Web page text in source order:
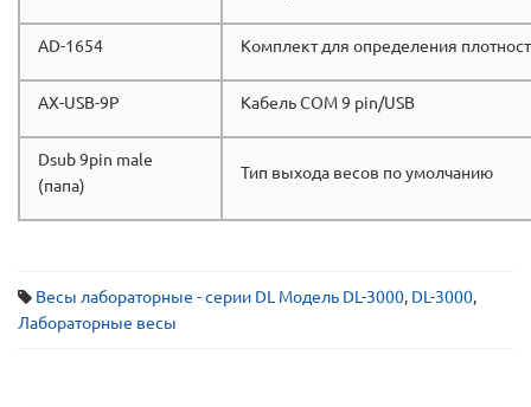
AD-1654 Комплект для определения
AX-USB-9P Кабель COM 9 pin/USB
Dsub 9pin male
(папа)
Тип выхода весов по умолчанию
Весы лабораторные - серии DL Модель DL-3000, DL-3000,
Лабораторные весы